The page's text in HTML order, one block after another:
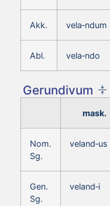
Akk. vela‑ndum
Abl. vela‑ndo
Gerundivum
mask.
Nom.
Sg.
veland‑us
Gen.
Sg.
veland‑i